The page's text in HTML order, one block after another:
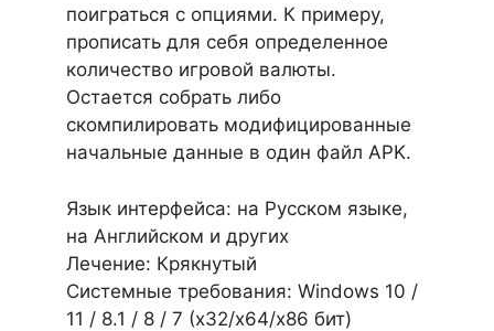
поиграться с опциями. К примеру,
прописать для себя определенное
количество игровой валюты.
Остается собрать либо
скомпилировать модифицированные
начальные данные в один файл APK.
Язык интерфейса: на Русском языке,
на Английском и других
Лечение: Крякнутый
Системные требования: Windows 10 /
11 / 8.1 / 8 / 7 (х32/x64/x86 бит)